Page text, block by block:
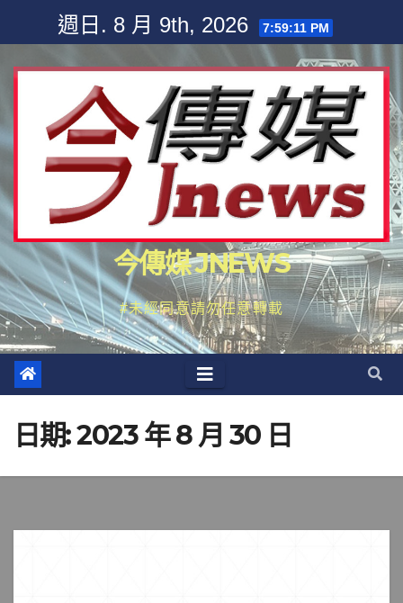
content
週日. 8 月 9th, 2026 7:59:13 PM
今傳媒 JNEWS
#未經同意請勿任意轉載
日期:2023 年 8 月 30 日